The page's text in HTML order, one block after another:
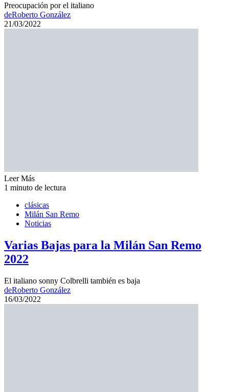
Preocupación por el italiano
deRoberto González
21/03/2022
Leer Más
1 minuto de lectura
clásicas
Milán San Remo
Noticias
Varias Bajas para la Milán San Remo
2022
El italiano sonny Colbrelli también es baja
deRoberto González
16/03/2022